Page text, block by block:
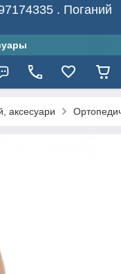
. Поганий
аксесуари